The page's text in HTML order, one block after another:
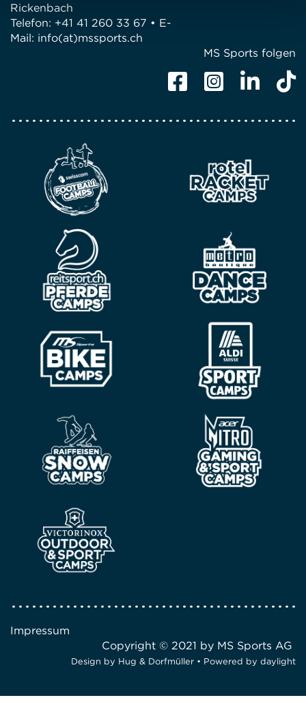
Rickenbach
Telefon: +41 41 260 33 67 • E-
Mail: info(at)mssports.ch
MS Sports folgen
Impressum
Copyright © 2021 by MS Sports AG
Design by Hug & Dorfmüller • Powered by daylight